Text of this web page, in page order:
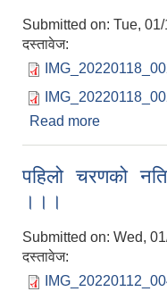
Submitted on: Tue,
दस्तावेज:
Read more
पहिलो चरणको
।।।
Submitted on: Wed,
दस्तावेज: